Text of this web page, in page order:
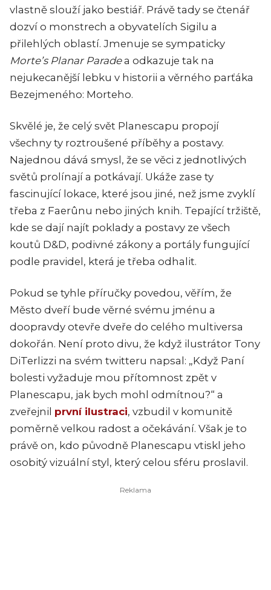
vlastně slouží jako bestiář. Právě tady se čtenář
dozví o monstrech a obyvatelích Sigilu a
přilehlých oblastí. Jmenuje se sympaticky
Morte’s Planar Paradea odkazuje tak na
nejukecanější lebku v historii a věrného parťáka
Bezejmeného: Morteho.
Skvělé je, že celý svět Planescapu propojí
všechny ty roztroušené příběhy a postavy.
Najednou dává smysl, že se věci z jednotlivých
světů prolínají a potkávají. Ukáže zase ty
fascinující lokace, které jsou jiné, než jsme zvyklí
třeba z Faerûnu nebo jiných knih. Tepající tržiště,
kde se dají najít poklady a postavy ze všech
koutů D&D, podivné zákony a portály fungující
podle pravidel, která je třeba odhalit.
Pokud se tyhle příručky povedou, věřím, že
Město dveří bude věrné svému jménu a
doopravdy otevře dveře do celého multiversa
dokořán. Není proto divu, že když ilustrátor Tony
DiTerlizzi na svém twitteru napsal: „Když Paní
bolesti vyžaduje mou přítomnost zpět v
Planescapu, jak bych mohl odmítnou?“ a
zveřejnil první ilustraci, vzbudil v komunitě
poměrně velkou radost a očekávání. Však je to
právě on, kdo původně Planescapu vtiskl jeho
osobitý vizuální styl, který celou sféru proslavil.